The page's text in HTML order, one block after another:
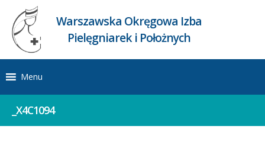
Warszawska Okręgowa Izba
Pielęgniarek i Położnych
Menu
_X4C1094